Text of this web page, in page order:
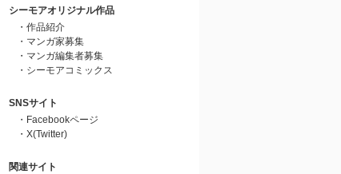
シーモアオリジナル作品
・作品紹介
・マンガ家募集
・マンガ編集者募集
・シーモアコミックス
SNSサイト
・Facebookページ
・X(Twitter)
関連サイト